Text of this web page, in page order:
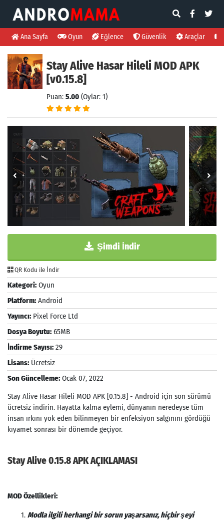
Ana Sayfa Oyun Eğlence Güvenlik Araçlar
Stay Alive Hasar Hileli MOD APK
[v0.15.8]
Puan: 5.00 (Oylar: 1)
Şimdi İndir
QR Kodu ile İndir
Kategori: Oyun
Platform: Android
Yayıncı: Pixel Force Ltd
Dosya Boyutu: 65MB
İndirme Sayısı: 29
Lisans: Ücretsiz
Son Güncelleme: Ocak 07, 2022
Stay Alive Hasar Hileli MOD APK [0.15.8] - Android için son sürümü
ücretsiz indirin. Hayatta kalma eylemi, dünyanın neredeyse tüm
insan ırkını yok eden bilinmeyen bir enfeksiyon salgınını gördüğü
kıyamet sonrası bir dönemde geçiyor.
Stay Alive 0.15.8 APK AÇIKLAMASI
MOD Özellikleri:
Modla ilgili herhangi bir sorun yaşarsanız, hiçbir şeyi